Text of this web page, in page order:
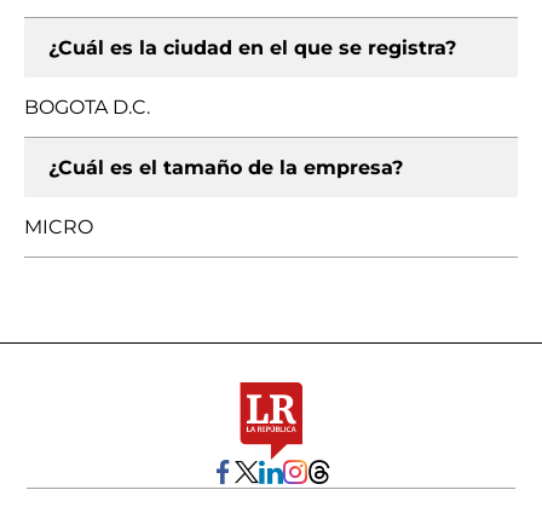
¿Cuál es la ciudad en el que se registra?
BOGOTA D.C.
¿Cuál es el tamaño de la empresa?
MICRO